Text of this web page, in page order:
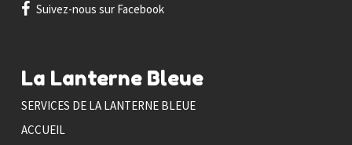
Suivez-nous sur Facebook
La Lanterne Bleue
SERVICES DE LA LANTERNE BLEUE
ACCUEIL